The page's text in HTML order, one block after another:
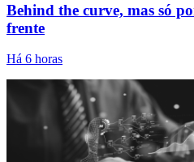
Behind the curve, mas só
frente
Há 6 horas